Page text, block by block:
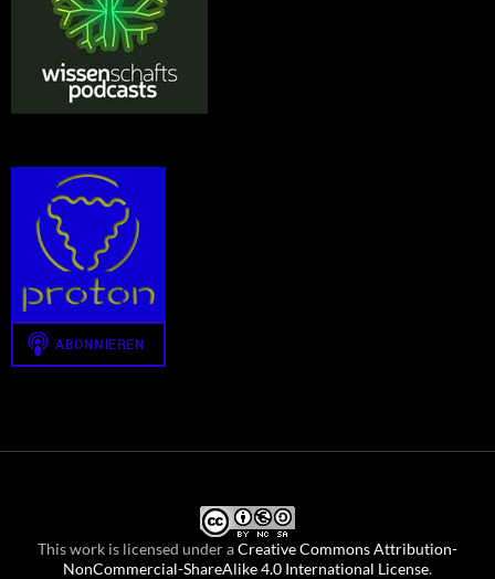
This work is licensed under aCreative Commons Attribution-
NonCommercial-ShareAlike 4.0 International License.